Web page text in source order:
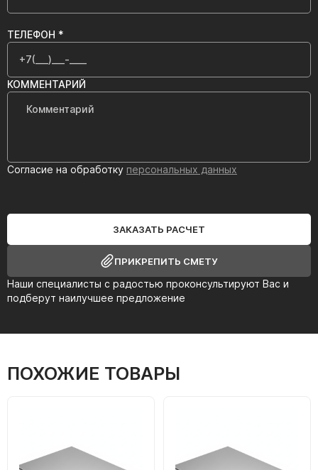
Наши специалисты с радостью проконсультируют Вас и
подберут наилучшее предложение
ТЕЛЕФОН *
КОММЕНТАРИЙ
Согласие на обработку персональных данных
ЗАКАЗАТЬ РАСЧЕТ
ПРИКРЕПИТЬ СМЕТУ
ПОХОЖИЕ ТОВАРЫ